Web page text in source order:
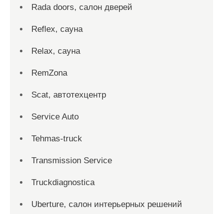
Rada doors, салон дверей
Reflex, сауна
Relax, сауна
RemZona
Scat, автотехцентр
Service Auto
Tehmas-truck
Transmission Service
Truckdiagnostica
Uberture, салон интерьерных решений